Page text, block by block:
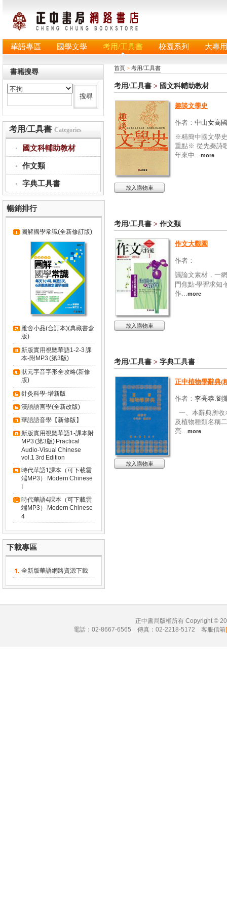
華語專區 國學文學 考用/工具書 校園系列 大專
首頁 > 考用/工具書
考用/工具書 > 國文科輔助教材
趣談文學史
作者： 中山女高
※精簡中國文學
重點※ 從先秦詩
年來中...more
放入購物車
考用/工具書 > 作文類
作文大觀園
作者：
議論文素材，一
門焦點‧學習求知
作...more
放入購物車
考用/工具書 > 字典工具書
正中植物學辭典(
作者： 李亮恭.劉
一、本辭典所收
及植物種類名稱
亮...more
放入購物車
書籍搜尋
考用/工具書 Categories
國文科輔助教材
作文類
字典工具書
暢銷排行
圖解國學常識(全新修訂版)
雅舍小品(合訂本)(典藏書盒
版)
新版實用視聽華語1-2-3 課
本-附MP3 (第3版)
狀元字音字形全攻略(新修
版)
針灸科學-增新版
漢語語言學(全新改版)
華語語音學【新修版】
新版實用視聽華語1-課本附
MP3 (第3版) Practical
Audio-Visual Chinese
vol.1 3rd Edition
時代華語1課本（可下載雲
端MP3） Modern Chinese
I
時代華語4課本（可下載雲
端MP3） Modern Chinese
4
下載專區
全新版華語網路資源下載
正中書局版權所有 Copyright ©
電話：02-8667-6565 傳真：02-2218-5172 客服信箱